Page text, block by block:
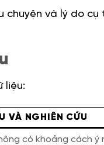
chuyện và lý do
liệu:
VÀ NGHIÊN CỨU
có khoảng cách ý